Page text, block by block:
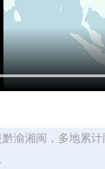
渝湘闽，多地累